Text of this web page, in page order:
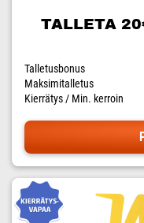
TALLETA
Talletusbonus
Maksimitalletus
Kierrätys / Min. kerroin